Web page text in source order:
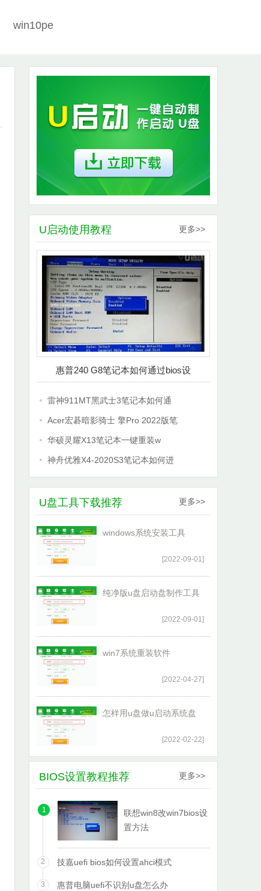
win10pe
U启动使用教程 更多>>
惠普240 G8笔记本如何通过bios设
雷神911MT黑武士3笔记本如何通
Acer宏碁暗影骑士 擎Pro 2022版笔
华硕灵耀X13笔记本一键重装w
神舟优雅X4-2020S3笔记本如何进
U盘工具下载推荐 更多>>
windows系统安装工具
[2022-09-01]
纯净版u盘启动盘制作工具
[2022-09-01]
win7系统重装软件
[2022-04-27]
怎样用u盘做u启动系统盘
[2022-02-22]
BIOS设置教程推荐 更多>>
1
联想win8改win7bios设
置方法
2 技嘉uefi bios如何设置ahci模式
3 惠普电脑uefi不识别u盘怎么办